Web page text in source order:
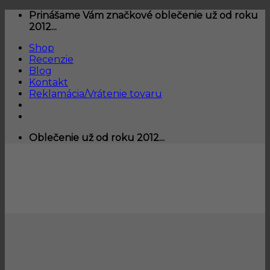
Skip
Prinášame Vám značkové oblečenie už od roku
2012...
Shop
Recenzie
Blog
Kontakt
Reklamácia/Vrátenie tovaru
Oblečenie už od roku 2012...